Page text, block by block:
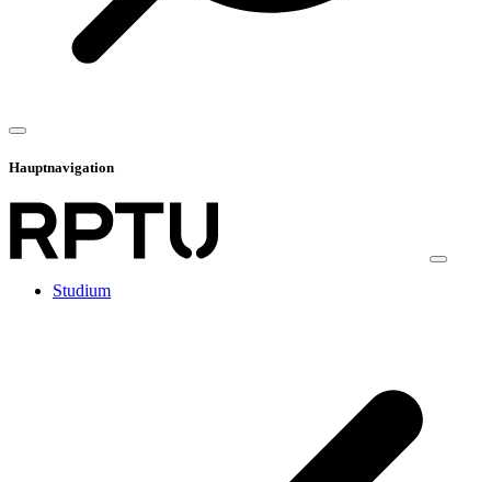
Hauptnavigation
Studium